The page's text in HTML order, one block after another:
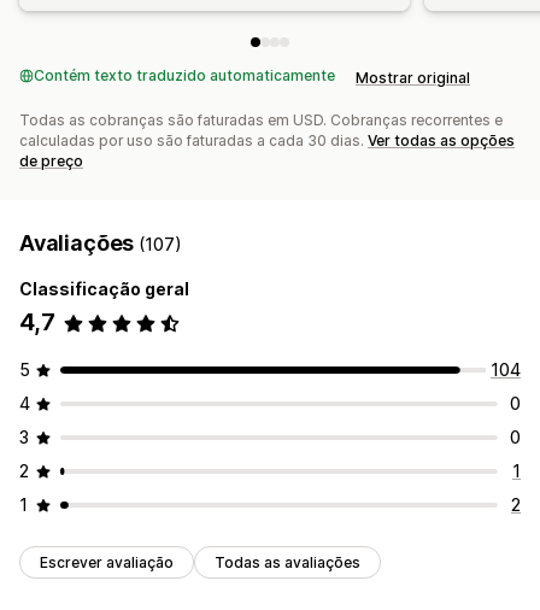
Definição de público-alvo Geolocalização Segmentação
Relatórios
Acompanhamento
Contém texto traduzido automaticamente Mostrar original
Todas as cobranças são faturadas em USD. Cobranças recorrentes e
calculadas por uso são faturadas a cada 30 dias. Ver todas as opções
de preço
Avaliações (107)
Classificação geral
4,7
5
104
4
0
3
0
2
1
1
2
Escrever avaliação Todas as avaliações